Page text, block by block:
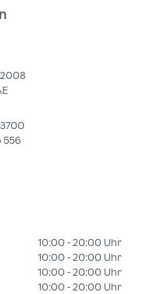
556
10:00 - 20:00 Uhr
10:00 - 20:00 Uhr
10:00 - 20:00 Uhr
10:00 - 20:00 Uhr